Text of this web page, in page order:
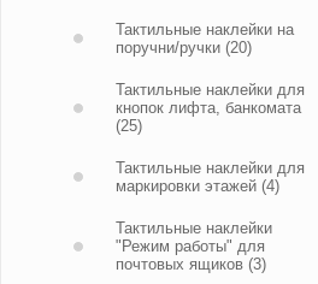
Тактильные наклейки на
поручни/ручки (20)
Тактильные наклейки для
кнопок лифта, банкомата
(25)
Тактильные наклейки для
маркировки этажей (4)
Тактильные наклейки
"Режим работы" для
почтовых ящиков (3)